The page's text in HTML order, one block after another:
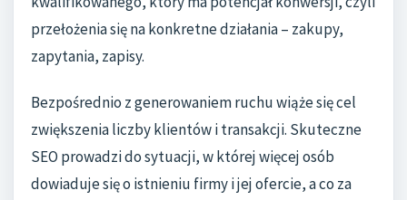
przełożenia się na konkretne działania – zakupy,
zapytania, zapisy.
Bezpośrednio z generowaniem ruchu wiąże się cel
zwiększenia liczby klientów i transakcji. Skuteczne
SEO prowadzi do sytuacji, w której więcej osób
dowiaduje się o istnieniu firmy i jej ofercie, a co za